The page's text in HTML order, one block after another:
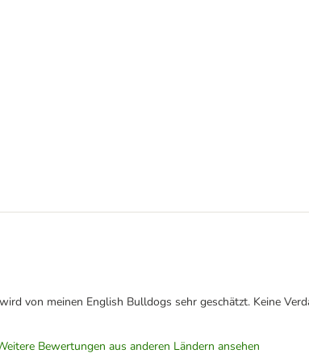
von meinen English Bulldogs sehr geschätzt. Keine
Bewertungen aus anderen Ländern ansehen